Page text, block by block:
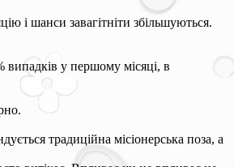
і шанси завагітніти збільшуються.
випадків у першому місяці, в
традиційна місіонерська поза, а